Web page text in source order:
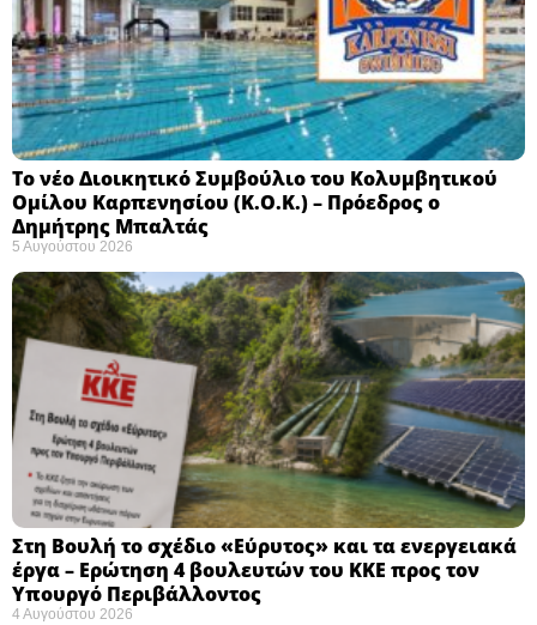
Το νέο Διοικητικό Συμβούλιο του Κολυμβητικού
Ομίλου Καρπενησίου (Κ.Ο.Κ.) – Πρόεδρος ο
Δημήτρης Μπαλτάς
5 Αυγούστου 2026
Στη Βουλή το σχέδιο «Εύρυτος» και τα ενεργειακά
έργα – Ερώτηση 4 βουλευτών του ΚΚΕ προς τον
Υπουργό Περιβάλλοντος
4 Αυγούστου 2026